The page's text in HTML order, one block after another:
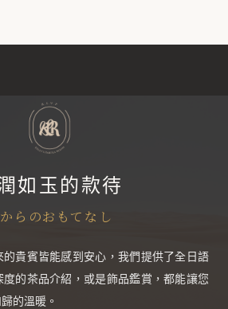
如玉的款待
らのおもてなし
貴賓皆能感到安心，我們提供了全日語
的茶品介紹，或是飾品鑑賞，都能讓您
的溫暖。